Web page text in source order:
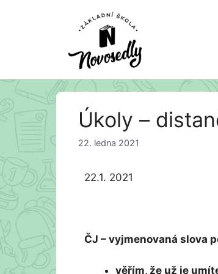
Úkoly –
22. ledna 2021
22.1. 2021
ČJ – vyjmenovaná slova
věřím, že už je